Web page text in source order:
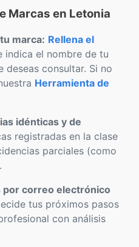
Marcas en Letonia
marca: Rellena el
indica el nombre de tu
deseas consultar. Si no
Herramienta de
idénticas y de
registradas en la clase
parciales (como
por correo electrónico
tus próximos pasos
con análisis